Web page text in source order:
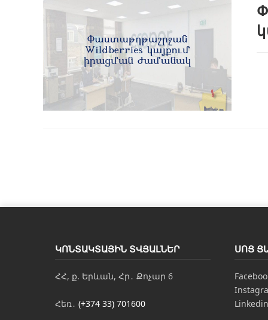
ԿՈՆՏԱԿՏԱՅԻՆ ՏՎՅԱԼՆԵՐ
ՀՀ, ք. Երևան, Հր․ Քոչար 6
Հեռ․ (+374 33) 701600
ՍՈՑ